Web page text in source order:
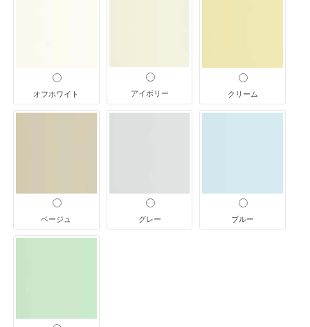
オフホワイト アイボリー クリーム
ベージュ グレー ブルー